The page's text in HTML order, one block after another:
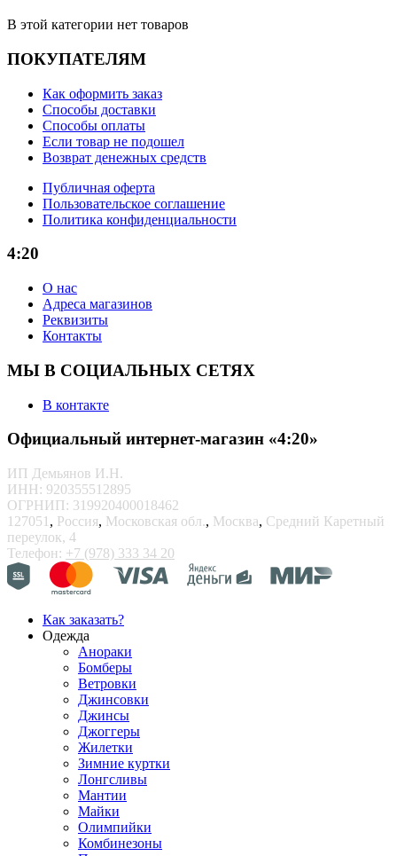
В этой категории нет товаров
ПОКУПАТЕЛЯМ
Как оформить заказ
Способы доставки
Способы оплаты
Если товар не подошел
Возврат денежных средств
Публичная оферта
Пользовательское соглашение
Политика конфиденциальности
4:20
О нас
Адреса магазинов
Реквизиты
Контакты
МЫ В СОЦИАЛЬНЫХ СЕТЯХ
В контакте
Официальный интернет-магазин «4:20»
ИП Демьянов И.Н.
ИНН: 920355512895
ОГРНИП: 319920400018462
127051 , Россия, Московская обл., Москва, Средний Каретный
переулок, 4
Телефон: +7 (978) 333 34 20
Как заказать?
Одежда
Анораки
Бомберы
Ветровки
Джинсовки
Джинсы
Джоггеры
Жилетки
Зимние куртки
Лонгсливы
Мантии
Майки
Олимпийки
Комбинезоны